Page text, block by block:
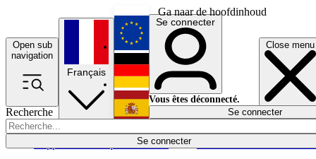
Ga naar de hoofdinhoud
Open sub
navigation
Close menu
Recherche
Se connecter
Économie
Français
English
Deutsch
Español
Se connecter
Vous êtes déconnecté.
Se connecter